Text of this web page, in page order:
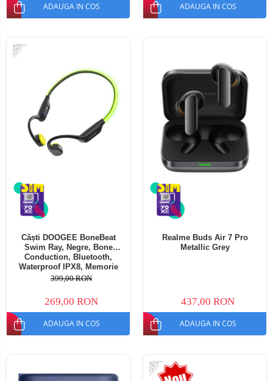
ADAUGA IN COS ADAUGA IN COS
-33%
Căști DOOGEE BoneBeat
Swim Ray, Negre, Bone
Conduction, Bluetooth,
Waterproof IPX8, Memorie
MP3, Autonomie până la 8h
399,00 RON
269,00 RON
ADAUGA IN COS
Realme Buds Air 7 Pro
Metallic Grey
437,00 RON
ADAUGA IN COS
-50%